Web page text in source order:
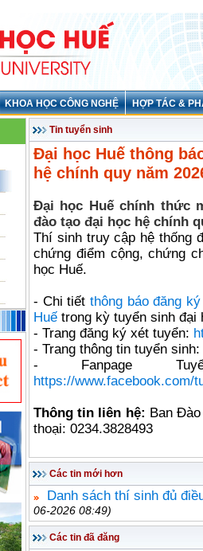
KHOA HỌC CÔNG NGHỆ HỢP TÁC &
Tin tuyển sinh
Đại học Huế thông
hệ chính quy năm
Đại học Huế chính thức
đào tạo đại học hệ chính
Thí sinh truy cập hệ thống
chứng điểm cộng, chứng
học Huế.
- Chi tiếtthông báo đăng
Huế trong kỳ tuyển sinh đại
- Trang đăng ký xét tuyển:
- Trang thông tin tuyển sinh:
- Fanpage
https://www.facebook.com/
Thông tin liên hệ: Ban
thoại: 0234.3828493
Các tin mới hơn
Danh sách thí sinh đủ
06-2026 08:49)
Các tin đã đăng